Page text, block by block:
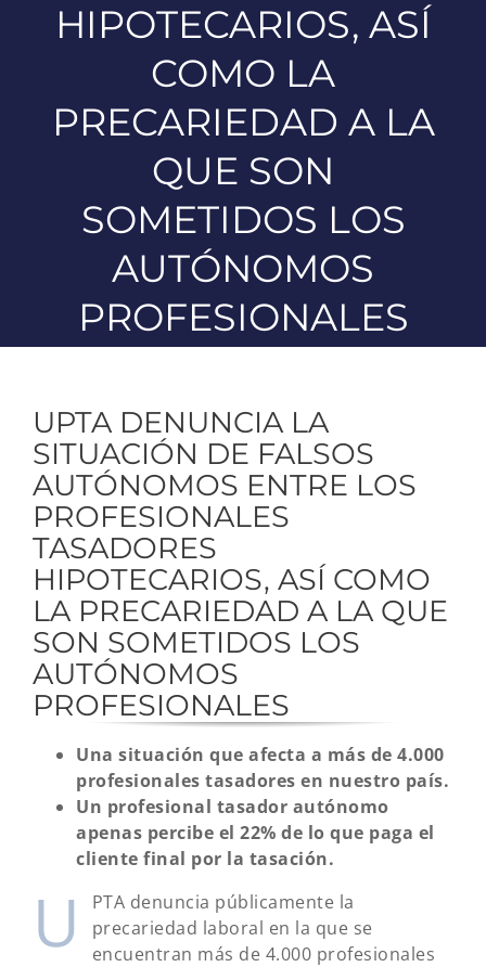
HIPOTECARIOS, ASÍ
COMO LA
PRECARIEDAD A LA
QUE SON
SOMETIDOS LOS
AUTÓNOMOS
PROFESIONALES
UPTA DENUNCIA LA
SITUACIÓN DE FALSOS
AUTÓNOMOS ENTRE LOS
PROFESIONALES
TASADORES
HIPOTECARIOS, ASÍ COMO
LA PRECARIEDAD A LA QUE
SON SOMETIDOS LOS
AUTÓNOMOS
PROFESIONALES
Una situación que afecta a más de 4.000
profesionales tasadores en nuestro país.
Un profesional tasador autónomo
apenas percibe el 22% de lo que paga el
cliente final por la tasación.
U
PTA denuncia públicamente la
precariedad laboral en la que se
encuentran más de 4.000 profesionales